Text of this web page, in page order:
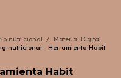
nutricional /
Material Digital
nutricional - Herramienta Habit
Habit